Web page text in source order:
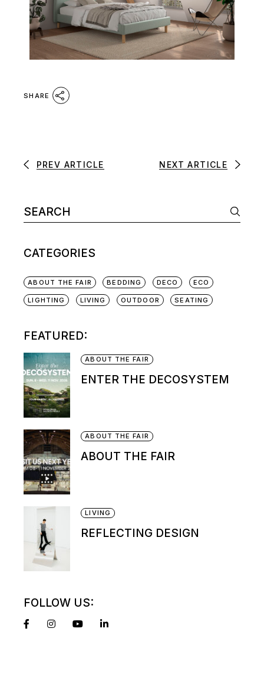
SHARE
PREV ARTICLE NEXT ARTICLE
CATEGORIES
ABOUT THE FAIR BEDDING DECO ECO
LIGHTING LIVING OUTDOOR SEATING
FEATURED:
ABOUT THE FAIR
ENTER THE DECOSYSTEM
ABOUT THE FAIR
ABOUT THE FAIR
LIVING
REFLECTING DESIGN
FOLLOW US: